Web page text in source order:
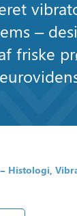
–
friske
Histologi